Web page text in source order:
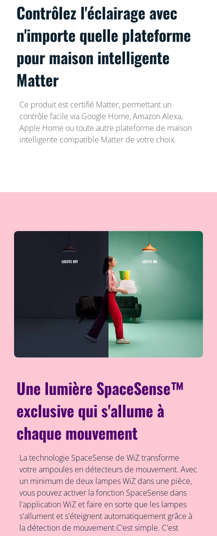
Contrôlez l'éclairage avec
n'importe quelle plateforme
pour maison intelligente
Matter
Ce produit est certifié Matter, permettant un
contrôle facile via Google Home, Amazon Alexa,
Apple Home ou toute autre plateforme de maison
intelligente compatible Matter de votre choix.
Une lumière SpaceSense™
exclusive qui s'allume à
chaque mouvement
La technologie SpaceSense de WiZ transforme
votre ampoules en détecteurs de mouvement. Avec
un minimum de deux lampes WiZ dans une pièce,
vous pouvez activer la fonction SpaceSense dans
l'application WiZ et faire en sorte que les lampes
s'allument et s'éteignent automatiquement grâce à
la détection de mouvement.C'est simple. C'est